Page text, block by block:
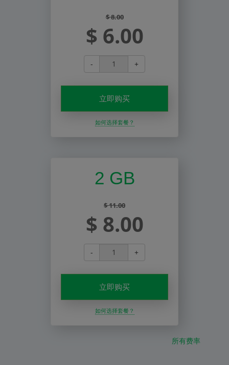
$ 8.00
$ 6.00
- +
立即购买
如何选择套餐？
2 GB
$ 11.00
$ 8.00
- +
立即购买
如何选择套餐？
所有费率